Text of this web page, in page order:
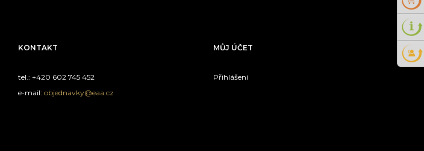
KONTAKT
tel.: +420 602 745 452
e-mail: objednavky@eaa.cz
MŮJ ÚČET
Přihlášení